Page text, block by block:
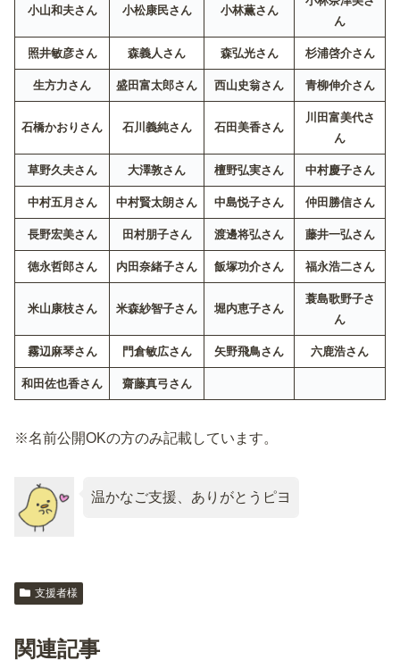
小山和夫さん 小松康民さん 小林薫さん
ん
照井敏彦さん 森義人さん 森弘光さん 杉浦啓介さん
生方力さん 盛田富太郎さん 西山史翁さん 青柳伸介さん
石橋かおり さん 石川義純さん 石田美香さん
川田富美代さ
ん
草野久夫さん 大澤敦さん 檀野弘実さん 中村慶子さん
中村五月 さん 中村賢太朗 さん 中島悦子さん 仲田勝信さん
長野宏美さん 田村朋子さん 渡邊将弘さん 藤井一弘さん
徳永哲郎さん 内田奈緒子さん 飯塚功介さん 福永浩二さん
米山康枝さん 米森紗智子さん 堀内恵子さん
蓑島歌野子さ
ん
霧辺麻琴さん 門倉敏広さん 矢野飛鳥さん 六鹿浩さん
和田佐也香さん 齋藤真弓さん
※名前公開OKの方のみ記載しています。
温かなご支援、ありがとうピヨ
支援者様
関連記事